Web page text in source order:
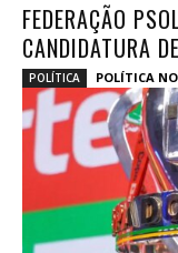
FEDERAÇÃO
CANDIDATURA
POLÍTICA POLÍTICA